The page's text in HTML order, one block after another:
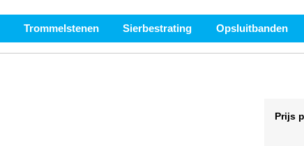
Trommelstenen Sierbestrating Opsluitbanden
Prijs